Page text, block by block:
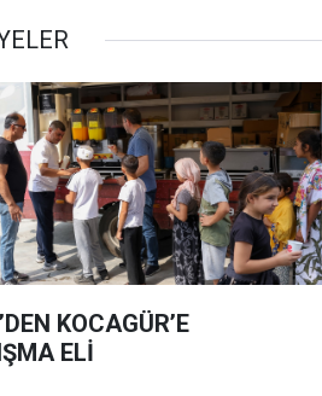
KOCAGÜR’E
ELİ